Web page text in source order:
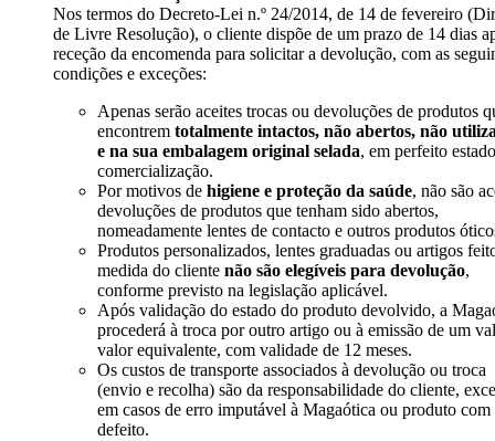
Nos termos do Decreto-Lei n.º 24/2014, de 14 de fevereiro
de Livre Resolução), o cliente dispõe de um prazo de 14 dias
receção da encomenda para solicitar a devolução, com as
condições e exceções:
Apenas serão aceites trocas ou devoluções de produtos
encontrem totalmente intactos, não abertos, não
e na sua embalagem original selada, em perfeito
comercialização.
Por motivos de higiene e proteção da saúde, não são
devoluções de produtos que tenham sido abertos,
nomeadamente lentes de contacto e outros produtos
Produtos personalizados, lentes graduadas ou artigos
medida do cliente não são elegíveis para devolução,
conforme previsto na legislação aplicável.
Após validação do estado do produto devolvido, a
procederá à troca por outro artigo ou à emissão de um
valor equivalente, com validade de 12 meses.
Os custos de transporte associados à devolução ou troca
(envio e recolha) são da responsabilidade do cliente,
em casos de erro imputável à Magaótica ou produto com
defeito.